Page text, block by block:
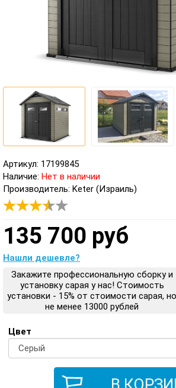
Артикул: 17199845
Наличие: Нет в наличии
Производитель: Keter (Израиль)
135 700 руб
Нашли дешевле?
Закажите профессиональную сборку и
установку сарая у нас! Стоимость
установки - 15% от стоимости сарая, но
не менее 13000 рублей
Цвет